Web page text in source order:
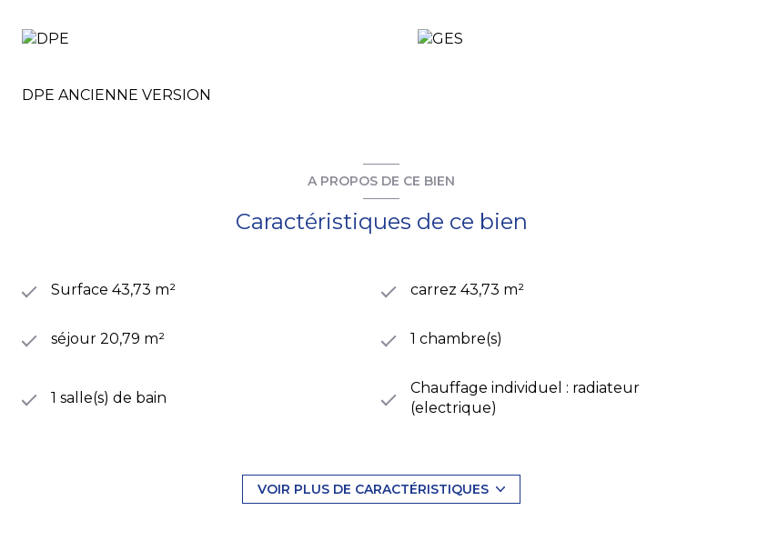
DPE ANCIENNE VERSION
A PROPOS DE CE BIEN
Caractéristiques de ce bien
Surface 43,73 m² carrez 43,73 m²
séjour 20,79 m² 1 chambre(s)
1 salle(s) de bain
Chauffage individuel : radiateur
(electrique)
4 étage(s)
VOIR PLUS DE CARACTÉRISTIQUES